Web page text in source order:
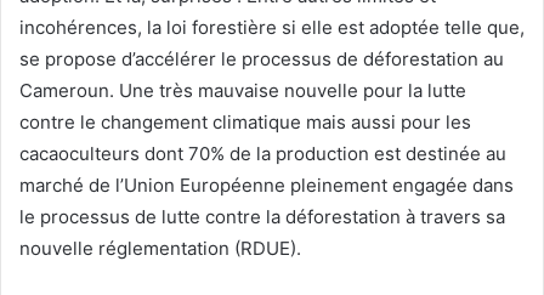
incohérences, la loi forestière si elle est adoptée telle que,
se propose d’accélérer le processus de déforestation au
Cameroun. Une très mauvaise nouvelle pour la lutte
contre le changement climatique mais aussi pour les
cacaoculteurs dont 70% de la production est destinée au
marché de l’Union Européenne pleinement engagée dans
le processus de lutte contre la déforestation à travers sa
nouvelle réglementation (RDUE).